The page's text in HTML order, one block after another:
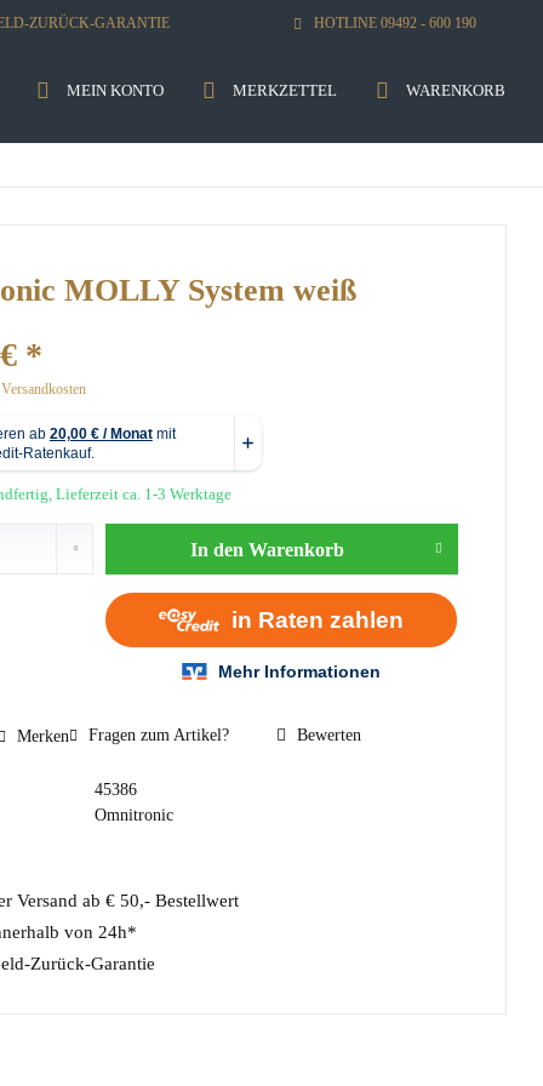
ZURÜCK-GARANTIE HOTLINE 09492 - 600 190
WARENKORB
MERKZETTEL
MEIN KONTO
MOLLY System weiß
*
Lieferzeit ca. 1-3 Werktage
In den Warenkorb
Merken Fragen zum Artikel? Bewerten
45386
Omnitronic
Versand ab € 50,- Bestellwert
von 24h*
Zurück-Garantie